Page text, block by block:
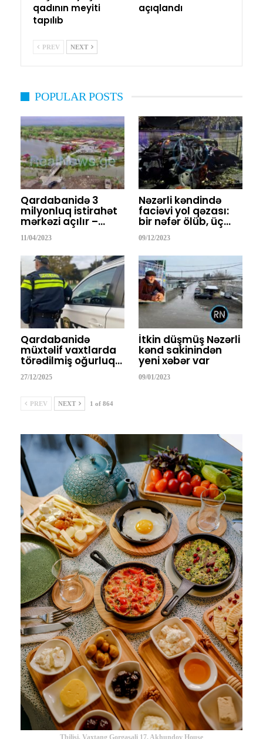
qadının meyiti
tapılıb
açıqlandı
PREV NEXT
POPULAR POSTS
Qardabanidə 3
milyonluq istirahət
mərkəzi açılır –…
11/04/2023
Nəzərli kəndində
faciəvi yol qəzası:
bir nəfər ölüb, üç…
09/12/2023
Qardabanidə
müxtəlif vaxtlarda
törədilmiş oğurluq…
27/12/2025
İtkin düşmüş Nəzərli
kənd sakinindən
yeni xəbər var
09/01/2023
PREV NEXT 1 of 864
Tbilisi, Vaxtang Gorgasali 17, Akhundov House